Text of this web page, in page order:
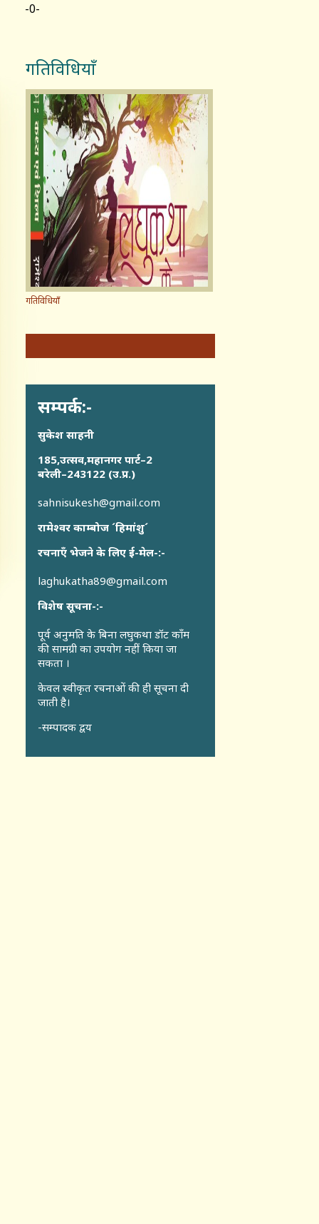
-0-
गतिविधियाँ
गतिविधियाँ
सम्पर्क:-
सुकेश साहनी
185,उत्सव,महानगर पार्ट–2
बरेली–243122 (उ.प्र.)
sahnisukesh@gmail.com
रामेश्वर काम्बोज ´हिमांशु´
रचनाएँ भेजने के लिए ई-मेल-:-
laghukatha89@gmail.com
विशेष सूचना-:-
पूर्व अनुमति के बिना लघुकथा डॉट कॉंम
की सामग्री का उपयोग नहीं किया जा
सकता ।
केवल स्वीकृत रचनाओं की ही सूचना दी
जाती है।
-सम्पादक द्वय